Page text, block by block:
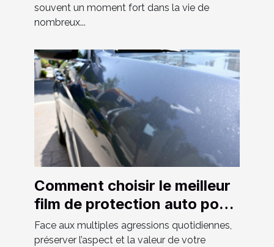
souvent un moment fort dans la vie de
nombreux...
Comment choisir le meilleur
film de protection auto pour
votre véhicule ?
Face aux multiples agressions quotidiennes,
préserver l’aspect et la valeur de votre